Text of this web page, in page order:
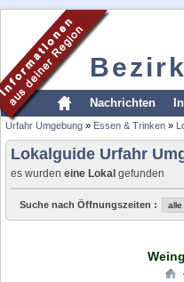
Nachrichten
Urfahr Umgebung » Essen & Trinken »
Lokalguide Urfahr
es wurden eine Lokal gefunden
Suche nach Öffnungszeiten :